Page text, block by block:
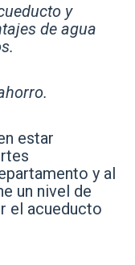
y
de agua
estar
y al
un nivel de
el acueducto